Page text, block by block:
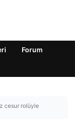
Forum
cesur rolüyle